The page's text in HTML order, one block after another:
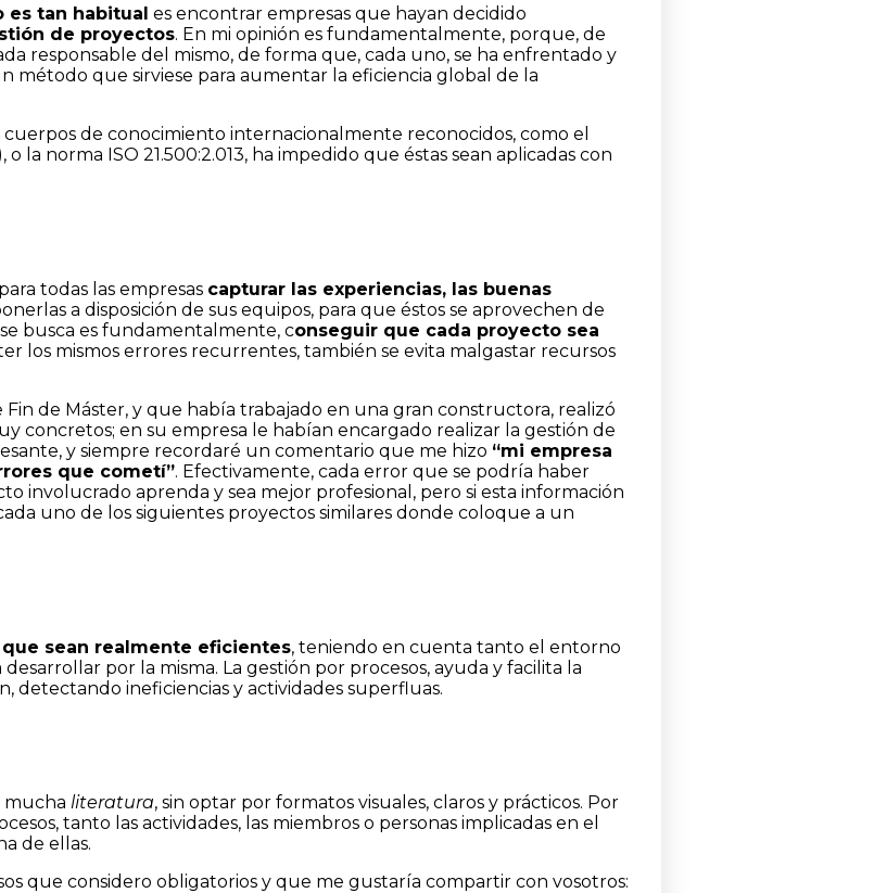
es tan habitual es encontrar empresas que hayan decidido
de proyectos. En mi opinión es fundamentalmente, porque, de
responsable del mismo, de forma que, cada uno, se ha enfrentado y
método que sirviese para aumentar la eficiencia global de la
cuerpos de conocimiento internacionalmente reconocidos, como el
o la norma ISO 21.500:2.013, ha impedido que éstas sean aplicadas con
todas las empresas capturar las experiencias, las buenas
a disposición de sus equipos, para que éstos se aprovechen de
busca es fundamentalmente, conseguir que cada proyecto sea
los mismos errores recurrentes, también se evita malgastar recursos
de Máster, y que había trabajado en una gran constructora, realizó
concretos; en su empresa le habían encargado realizar la gestión de
y siempre recordaré un comentario que me hizo “mi empresa
que cometí”. Efectivamente, cada error que se podría haber
aprenda y sea mejor profesional, pero si esta información
uno de los siguientes proyectos similares donde coloque a un
sean realmente eficientes, teniendo en cuenta tanto el entorno
por la misma. La gestión por procesos, ayuda y facilita la
detectando ineficiencias y actividades superfluas.
mucha literatura, sin optar por formatos visuales, claros y prácticos. Por
tanto las actividades, las miembros o personas implicadas en el
de ellas.
que considero obligatorios y que me gustaría compartir con vosotros: